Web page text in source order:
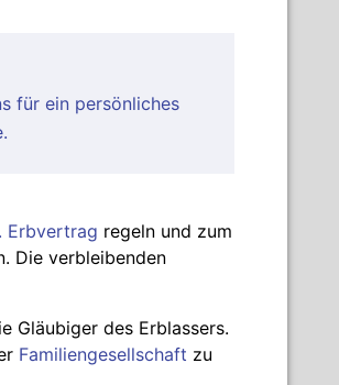
für ein persönliches
Erbvertrag regeln und zum
Die verbleibenden
Gläubiger des Erblassers.
Familiengesellschaft zu